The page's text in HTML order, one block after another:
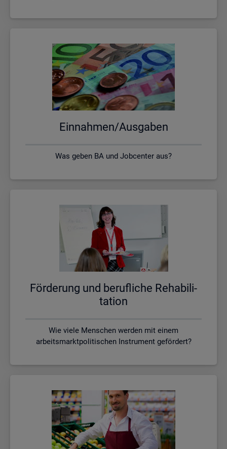
Ein­nah­men/Aus­ga­ben
Was geben BA und Jobcenter aus?
För­de­rung und be­ruf­li­che Re­ha­bi­li­
ta­ti­on
Wie viele Menschen werden mit einem
arbeitsmarktpolitischen Instrument gefördert?